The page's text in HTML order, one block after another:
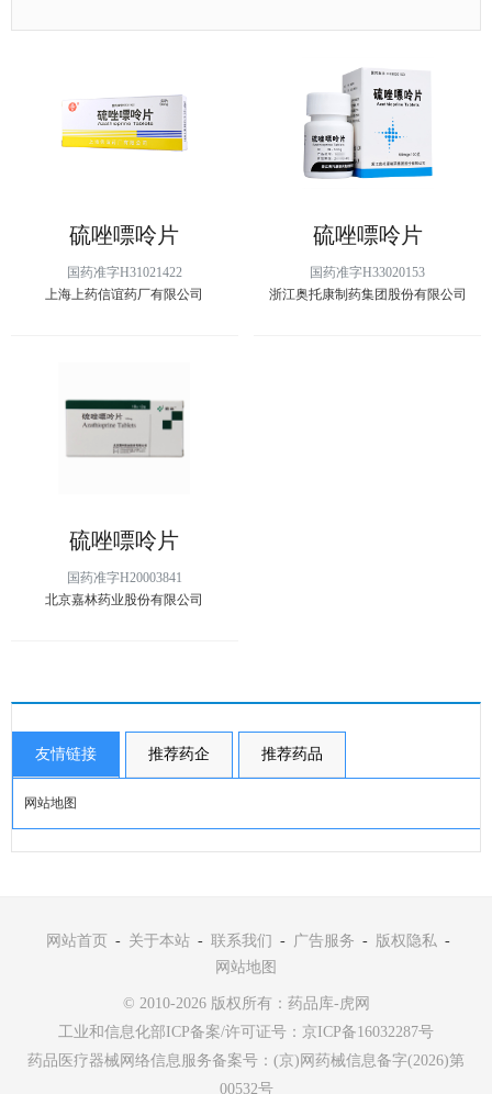
硫唑嘌呤片
国药准字H31021422
上海上药信谊药厂有限公司
硫唑嘌呤片
国药准字H33020153
浙江奥托康制药集团股份有限公司
硫唑嘌呤片
国药准字H20003841
北京嘉林药业股份有限公司
友情链接 推荐药企 推荐药品
网站地图
网站首页 - 关于本站 - 联系我们 - 广告服务 - 版权隐私 -
网站地图
© 2010-2026 版权所有：药品库-虎网
工业和信息化部ICP备案/许可证号： 京ICP备16032287号
药品医疗器械网络信息服务备案号：(京)网药械信息备字(2026)第
00532号